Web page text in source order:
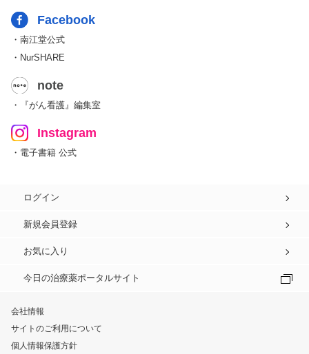
Facebook
・南江堂公式
・NurSHARE
note
・『がん看護』編集室
Instagram
・電子書籍 公式
ログイン
新規会員登録
お気に入り
今日の治療薬ポータルサイト
会社情報
サイトのご利用について
個人情報保護方針